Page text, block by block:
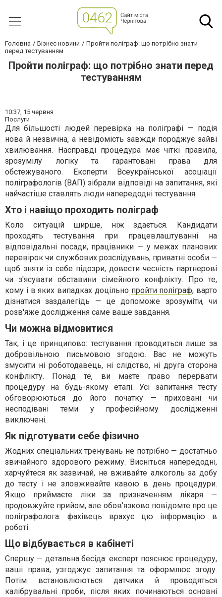
Головна Бізнес новини
Пройти поліграф: що потрібно знати
перед тестуванням
Пройти поліграф: що потрібно знати перед
тестуванням
10:37, 15 червня
Послуги
Для більшості людей перевірка на поліграфі — подія
нова й незвична, а невідомість завжди породжує зайві
хвилювання. Насправді процедура має чіткі правила,
зрозумілу логіку та гарантовані права для
обстежуваного. Експерти Всеукраїнської асоціації
поліграфологів (ВАП) зібрали відповіді на запитання, які
найчастіше ставлять люди напередодні тестування.
Хто і навіщо проходить поліграф
Коло ситуацій ширше, ніж здається. Кандидати
проходять тестування при працевлаштуванні на
відповідальні посади, працівники — у межах планових
перевірок чи службових розслідувань, приватні особи —
щоб зняти із себе підозри, довести чесність партнерові
чи з'ясувати обставини сімейного конфлікту. Про те,
кому і в яких випадках доцільно пройти поліграф, варто
дізнатися заздалегідь — це допоможе зрозуміти, чи
розв'яже дослідження саме ваше завдання.
Чи можна відмовитися
Так, і це принципово: тестування проводиться лише за
добровільною письмовою згодою. Вас не можуть
змусити ні роботодавець, ні слідство, ні друга сторона
конфлікту. Понад те, ви маєте право перервати
процедуру на будь-якому етапі. Усі запитання тесту
обговорюються до його початку — приховані чи
несподівані теми у професійному дослідженні
виключені.
Як підготувати себе фізично
Жодних спеціальних тренувань не потрібно — достатньо
звичайного здорового режиму. Висніться напередодні,
харчуйтеся як зазвичай, не вживайте алкоголь за добу
до тесту і не зловживайте кавою в день процедури.
Якщо приймаєте ліки за призначенням лікаря —
продовжуйте прийом, але обов'язково повідомте про це
поліграфолога: фахівець врахує цю інформацію в
роботі.
Що відбувається в кабінеті
Спершу — детальна бесіда: експерт пояснює процедуру,
ваші права, узгоджує запитання та оформлює згоду.
Потім встановлюються датчики й проводяться
калібрувальні проби, після яких починаються основні